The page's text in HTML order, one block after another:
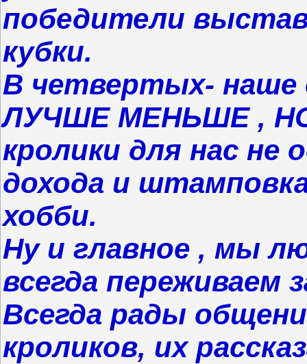
победители
кубки.
В четвертых- наше
ЛУЧШЕ МЕНЬШЕ ,
кролики для нас не
дохода и
хобби.
Ну и главное , мы
всегда переживаем
Всегда рады
кроликов, их